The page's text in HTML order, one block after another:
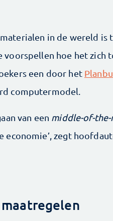
in de wereld is
voorspellen hoe het zich
een door het
computermodel.
van een middle-of-the-
economie’, zegt